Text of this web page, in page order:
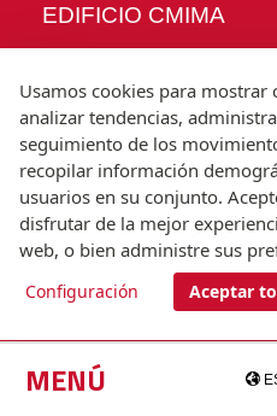
MENÚ
EDIFICIO CMIMA
SÍGUENOS
© Universitat
T.(+34) 93
Usamos cookies para mostrar
analizar tendencias,
seguimiento de los
recopilar información
usuarios en su conjunto.
disfrutar de la mejor
web, o bien administre sus
Configuración Aceptar